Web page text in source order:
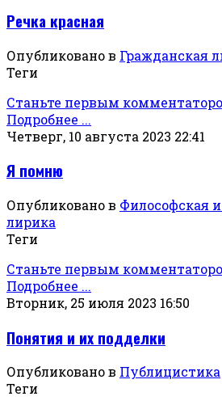
Речка красная
Опубликовано в Гражданская
Теги
Станьте первым
Подробнее ...
Четверг, 10 августа 2023 22:41
Я помню
Опубликовано в Философская
лирика
Теги
Станьте первым
Подробнее ...
Вторник, 25 июля 2023 16:50
Понятия и их подделки
Опубликовано в Публицистика
Теги